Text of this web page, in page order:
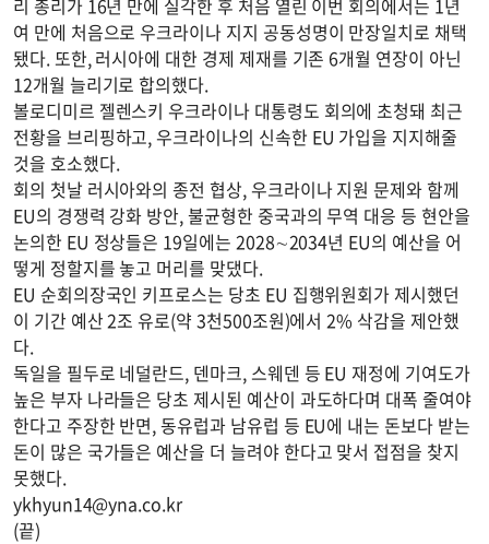
여 만에 처음으로 우크라이나 지지 공동성명이 만장일치로 채택
됐다. 또한, 러시아에 대한 경제 제재를 기존 6개월 연장이 아닌
12개월 늘리기로 합의했다.
볼로디미르 젤렌스키 우크라이나 대통령도 회의에 초청돼 최근
전황을 브리핑하고, 우크라이나의 신속한 EU 가입을 지지해줄
것을 호소했다.
회의 첫날 러시아와의 종전 협상, 우크라이나 지원 문제와 함께
EU의 경쟁력 강화 방안, 불균형한 중국과의 무역 대응 등 현안을
논의한 EU 정상들은 19일에는 2028∼2034년 EU의 예산을 어
떻게 정할지를 놓고 머리를 맞댔다.
EU 순회의장국인 키프로스는 당초 EU 집행위원회가 제시했던
이 기간 예산 2조 유로(약 3천500조원)에서 2% 삭감을 제안했
다.
독일을 필두로 네덜란드, 덴마크, 스웨덴 등 EU 재정에 기여도가
높은 부자 나라들은 당초 제시된 예산이 과도하다며 대폭 줄여야
한다고 주장한 반면, 동유럽과 남유럽 등 EU에 내는 돈보다 받는
돈이 많은 국가들은 예산을 더 늘려야 한다고 맞서 접점을 찾지
못했다.
ykhyun14@yna.co.kr
(끝)